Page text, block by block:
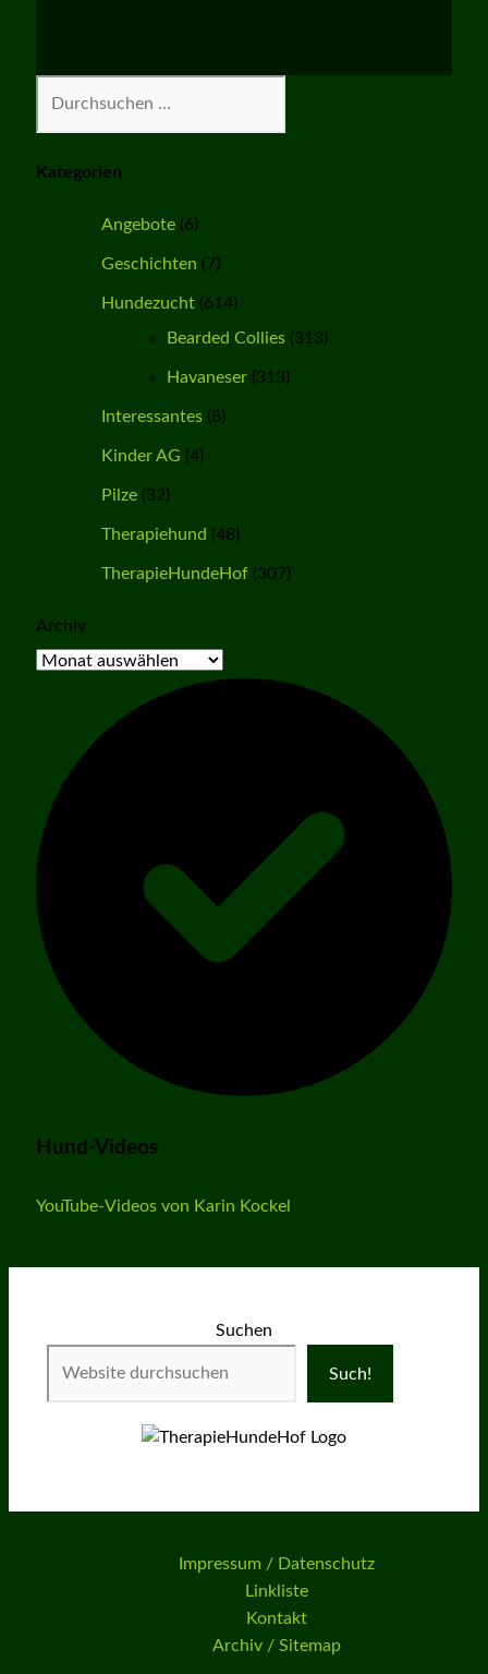
Kategorien
Angebote(6)
Geschichten (7)
Hundezucht(614)
Bearded Collies(313)
Havaneser(313)
Interessantes(8)
Kinder AG (4)
Pilze(32)
Therapiehund (48)
TherapieHundeHof(307)
Archiv
Hund-Videos
YouTube-Videos von Karin Kockel
Suchen
Such!
Impressum / Datenschutz
Linkliste
Kontakt
Archiv / Sitemap